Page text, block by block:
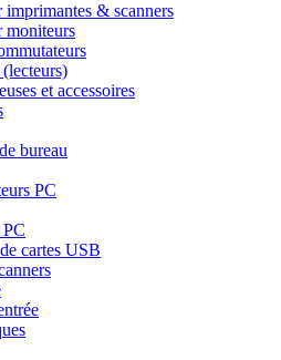
imprimantes & scanners
moniteurs
et accessoires
bureau
PC
cartes USB